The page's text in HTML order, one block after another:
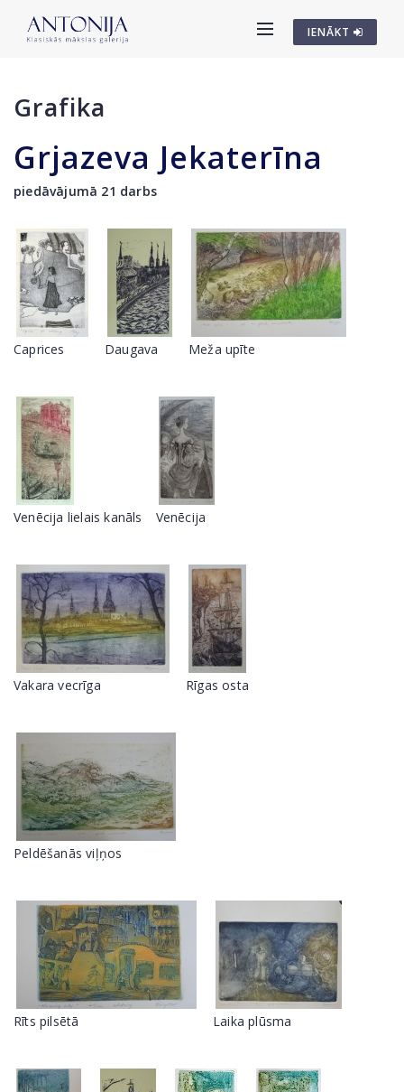
IENĀKT
Grafika
Grjazeva Jekaterīna
piedāvājumā 21 darbs
Caprices Daugava Meža upīte
Venēcija lielais kanāls Venēcija
Vakara vecrīga Rīgas osta
Peldēšanās viļņos
Rīts pilsētā Laika plūsma